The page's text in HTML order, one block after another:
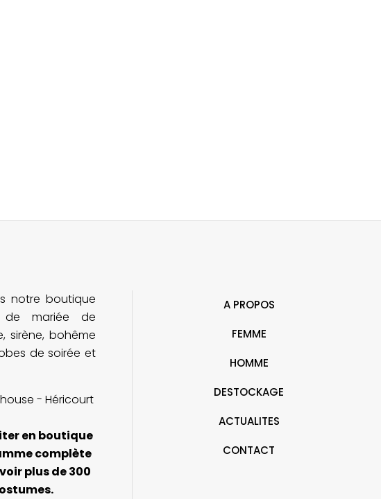
notre boutique
mariée de
sirène, bohême
de soirée et
- Héricourt
en boutique
complète
plus de 300
A PROPOS
FEMME
HOMME
DESTOCKAGE
ACTUALITES
CONTACT